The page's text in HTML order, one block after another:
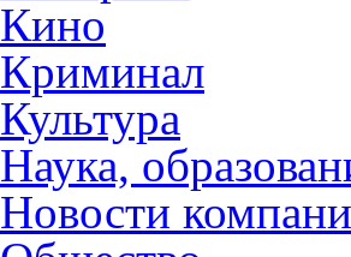
Кино
Криминал
Культура
Наука,
Новости